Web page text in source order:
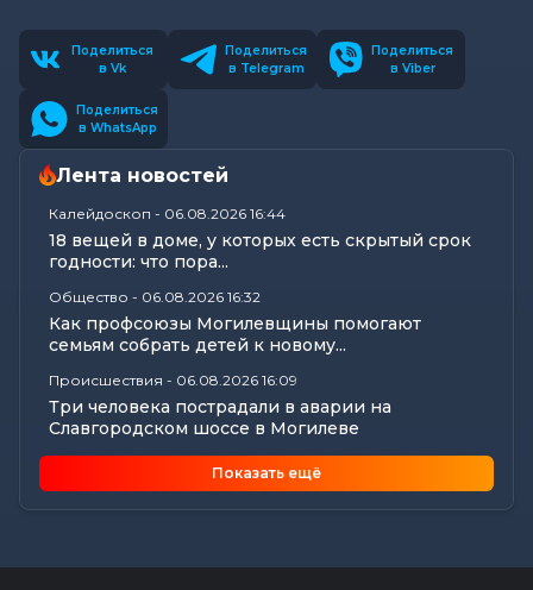
Поделиться
в Vk
Поделиться
в Telegram
Поделиться
в Viber
Поделиться
в WhatsApp
Лента новостей
Калейдоскоп - 06.08.2026 16:44
18 вещей в доме, у которых есть скрытый срок
годности: что пора...
Общество - 06.08.2026 16:32
Как профсоюзы Могилевщины помогают
семьям собрать детей к новому...
Происшествия - 06.08.2026 16:09
Три человека пострадали в аварии на
Славгородском шоссе в Могилеве
Нарушения сроков выплаты отпускных и
окончательных расчетов выявил...
Память святителя Георгия Конисского почтили
Показать ещё